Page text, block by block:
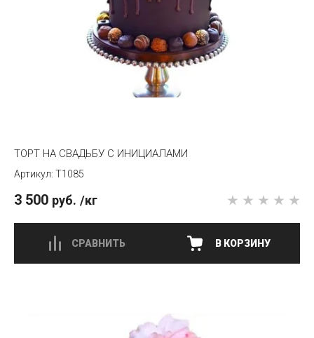
ТОРТ НА СВАДЬБУ С ИНИЦИАЛАМИ
T1085
3 500 руб. /кг